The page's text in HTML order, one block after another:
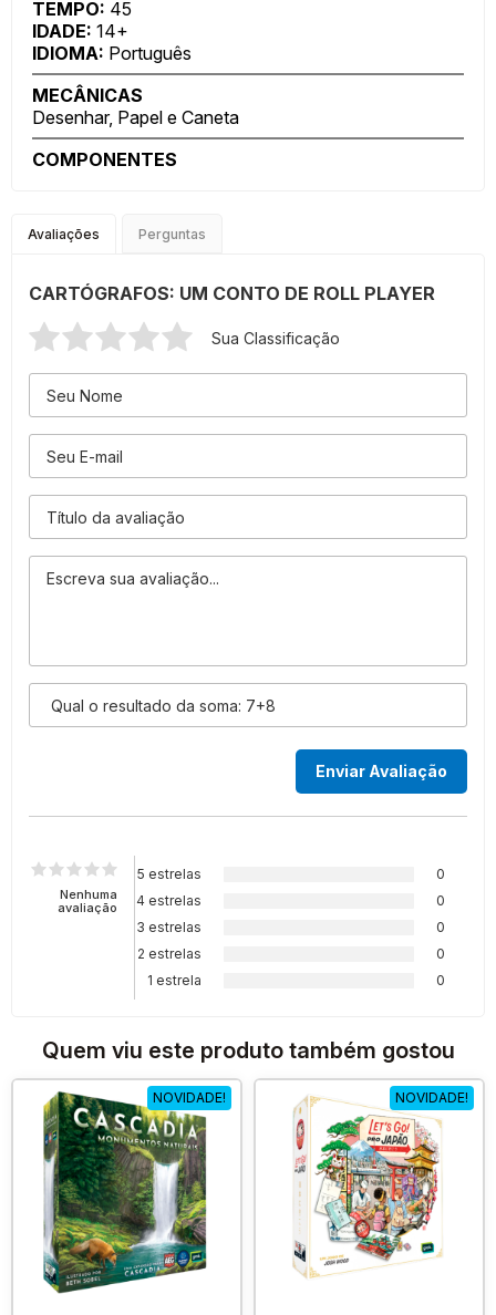
TEMPO: 45
IDADE: 14+
IDIOMA: Português
MECÂNICAS
Desenhar, Papel e Caneta
COMPONENTES
Avaliações Perguntas
CARTÓGRAFOS: UM CONTO DE ROLL PLAYER
Sua Classificação
Nenhuma
avaliação
5 estrelas
0
4 estrelas
0
3 estrelas
0
2 estrelas
0
1 estrela
0
Quem viu este produto também gostou
NOVIDADE! NOVIDADE!